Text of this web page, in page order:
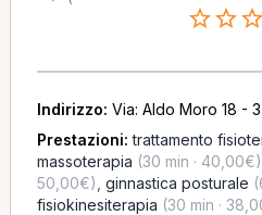
Indirizzo: Via: Aldo Moro 18 -
Prestazioni:trattamento
massoterapia (30 min · 40,00€)
50,00€) ginnastica posturale
fisiokinesiterapia (30 min ·